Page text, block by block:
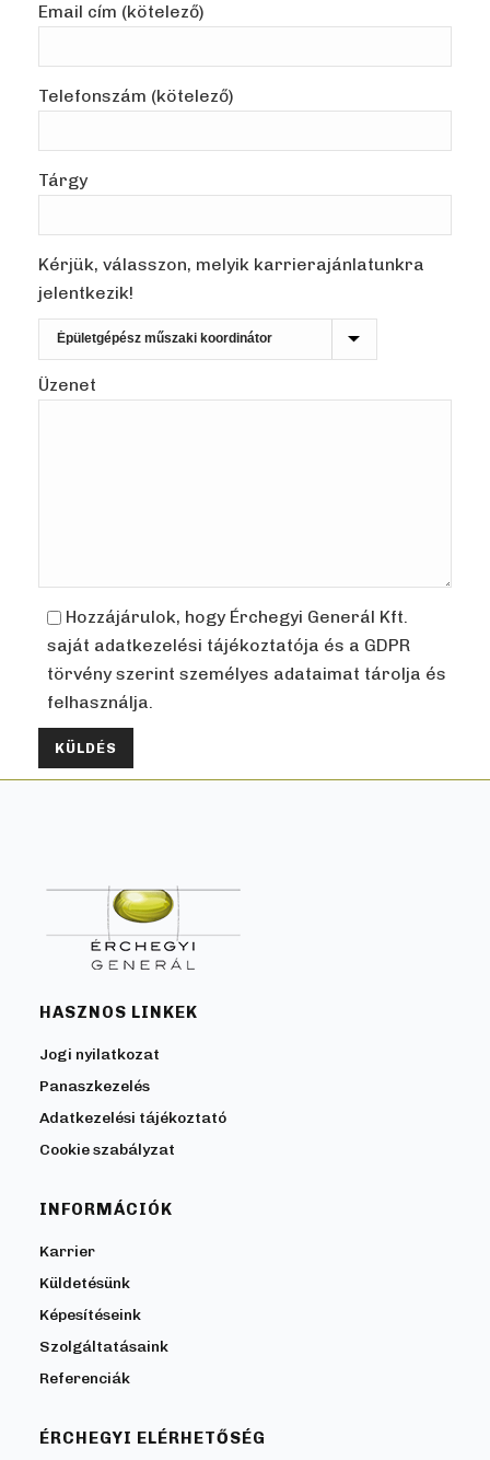
Email cím (kötelező)
Telefonszám (kötelező)
Tárgy
Kérjük, válasszon, melyik karrierajánlatunkra
jelentkezik!
Üzenet
Hozzájárulok, hogy Érchegyi Generál Kft.
saját adatkezelési tájékoztatója és a GDPR
törvény szerint személyes adataimat tárolja és
felhasználja.
HASZNOS LINKEK
Jogi nyilatkozat
Panaszkezelés
Adatkezelési tájékoztató
Cookie szabályzat
INFORMÁCIÓK
Karrier
Küldetésünk
Képesítéseink
Szolgáltatásaink
Referenciák
ÉRCHEGYI ELÉRHETŐSÉG